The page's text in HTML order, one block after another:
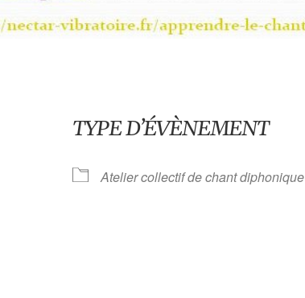
TYPE D’ÉVÈNEMENT
Atelier collectif de chant diphonique